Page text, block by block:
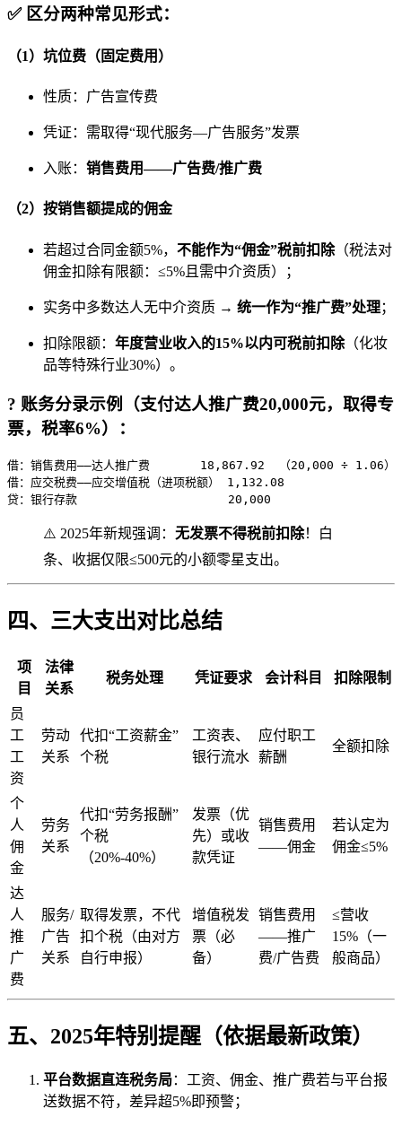
✅ 区分两种常见形式：
（1） 坑位费（固定费用）
性质：广告宣传费
凭证：需取得“现代服务—广告服务”发票
入账： 销售费用——广告费/推广费
（2） 按销售额提成的佣金
若超过合同金额5%， 不能作为“佣金”税前扣除（税法对
佣金扣除有限额：≤5%且需中介资质）；
实务中多数达人无中介资质 → 统一作为“推广费”处理；
扣除限额： 年度营业收入的15%以内可税前扣除（化妆
品等特殊行业30%）。
? 账务分录示例（支付达人推广费20,000元，取得专
票，税率6%）：
借：销售费用——达人推广费       18,867.92  （20,000 ÷ 1.06
借：应交税费——应交增值税（进项税额） 1,132.08
贷：银行存款                     20,000
⚠️ 2025年新规强调： 无发票不得税前扣除！白
条、收据仅限≤500元的小额零星支出。
四、三大支出对比总结
项
目
法律
关系
税务处理 凭证要求 会计科目 扣除限制
员
工
工
资
劳动
关系
代扣“工资薪金”
个税
工资表、
银行流水
应付职工
薪酬
全额扣除
个
人
佣
金
劳务
关系
代扣“劳务报酬”
个税
（20%-40%）
发票（优
先）或收
款凭证
销售费用
——佣金
若认定为
佣金≤5%
达
人
推
广
费
服务/
广告
关系
取得发票，不代
扣个税（由对方
自行申报）
增值税发
票（必
备）
销售费用
——推广
费/广告费
≤营收
15%（一
般商品）
五、2025年特别提醒（依据最新政策）
平台数据直连税务局：工资、佣金、推广费若与平台报
送数据不符，差异超5%即预警；